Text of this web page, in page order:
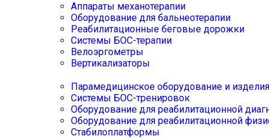
Аппараты механотерапии
Оборудование для бальнеотерапии
Реабилитационные беговые дорожки
Системы БОС-терапии
Велоэргометры
Вертикализаторы
Парамедицинское оборудование и изделия
Системы БОС-тренировок
Оборудование для реабилитационной
Оборудование для реабилитационной
Стабилоплатформы